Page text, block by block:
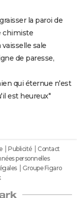
la paroi de
chimiste
sale
de paresse,
qui éternue n'est
est heureux"
Publicité
Contact
personnelles
Groupe Figaro